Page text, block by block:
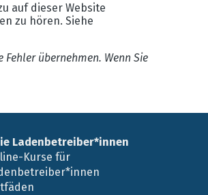
auf dieser Website
zu hören. Siehe
übernehmen. Wenn Sie
Ladenbetreiber*innen
Kurse für